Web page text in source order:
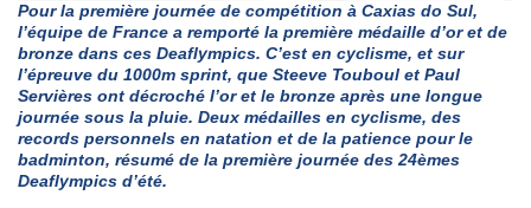
Pour la première journée de compétition à Caxias do Sul,
l’équipe de France a remporté la première médaille d’or et de
bronze dans ces Deaflympics. C’est en cyclisme, et sur
l’épreuve du 1000m sprint, que Steeve Touboul et Paul
Servières ont décroché l’or et le bronze après une longue
journée sous la pluie. Deux médailles en cyclisme, des
records personnels en natation et de la patience pour le
badminton, résumé de la première journée des 24èmes
Deaflympics d’été.